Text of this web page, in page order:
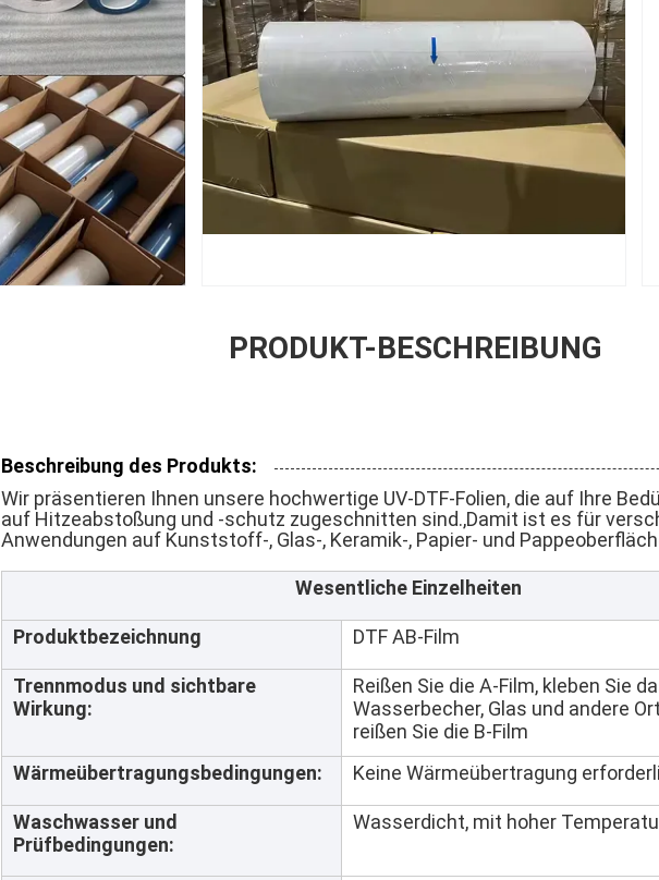
PRODUKT-BESCHREIBUNG
Beschreibung des Produkts:
Wir präsentieren Ihnen unsere hochwertige UV-DTF-Folien, die auf Ihre
auf Hitzeabstoßung und -schutz zugeschnitten sind.,Damit ist es für
Anwendungen auf Kunststoff-, Glas-, Keramik-, Papier- und
Wesentliche Einzelheiten
Produktbezeichnung DTF AB-Film
Trennmodus und sichtbare
Wirkung:
Reißen Sie die A-Film, kleben Sie
Wasserbecher, Glas und andere
reißen Sie die B-Film
Wärmeübertragungsbedingungen:
Keine Wärmeübertragung
Waschwasser und
Prüfbedingungen:
Wasserdicht, mit hoher